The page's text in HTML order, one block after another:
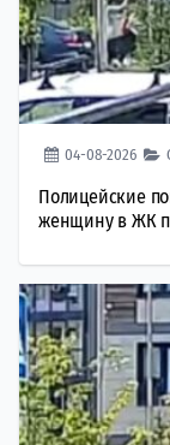
04-08-2026
Полицейские
женщину в ЖК